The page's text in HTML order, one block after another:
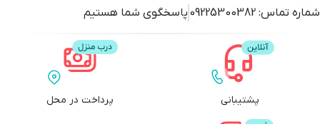
شماره تماس: 09225300382 پاسخگوی شما هستیم
پشتیبانی پرداخت در محل